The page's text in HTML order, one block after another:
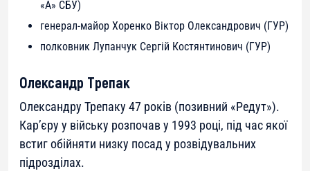
«А» СБУ)
генерал-майор Хоренко Віктор Олександрович (ГУР)
полковник Лупанчук Сергій Костянтинович (ГУР)
Олександр Трепак
Олександру Трепаку 47 років (позивний «Редут»).
Кар’єру у війську розпочав у 1993 році, під час якої
встиг обійняти низку посад у розвідувальних
підрозділах.